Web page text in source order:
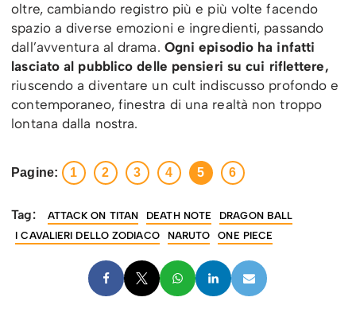
oltre, cambiando registro più e più volte facendo
spazio a diverse emozioni e ingredienti, passando
dall’avventura al drama. Ogni episodio ha infatti
lasciato al pubblico delle pensieri su cui riflettere,
riuscendo a diventare un cult indiscusso profondo e
contemporaneo, finestra di una realtà non troppo
lontana dalla nostra.
Pagine: 1 2 3 4 5 6
Tag: ATTACK ON TITAN DEATH NOTE
DRAGON BALL
I CAVALIERI DELLO ZODIACO
NARUTO ONE PIECE